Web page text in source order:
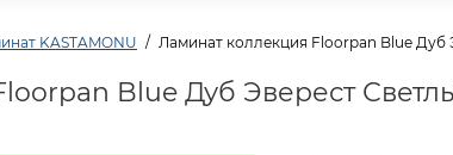
KASTAMONU Ламинат коллекция Floorpan Blue Дуб
Blue Дуб Эверест